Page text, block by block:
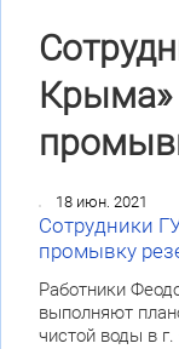
18 июн. 2021
Сотрудники
промывку
Работники
выполняют
чистой воды в